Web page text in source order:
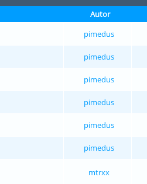
Autor
pimedus
pimedus
pimedus
pimedus
pimedus
pimedus
mtrxx